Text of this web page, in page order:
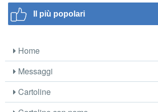
Il più popolari
Home
Messaggi
Cartoline